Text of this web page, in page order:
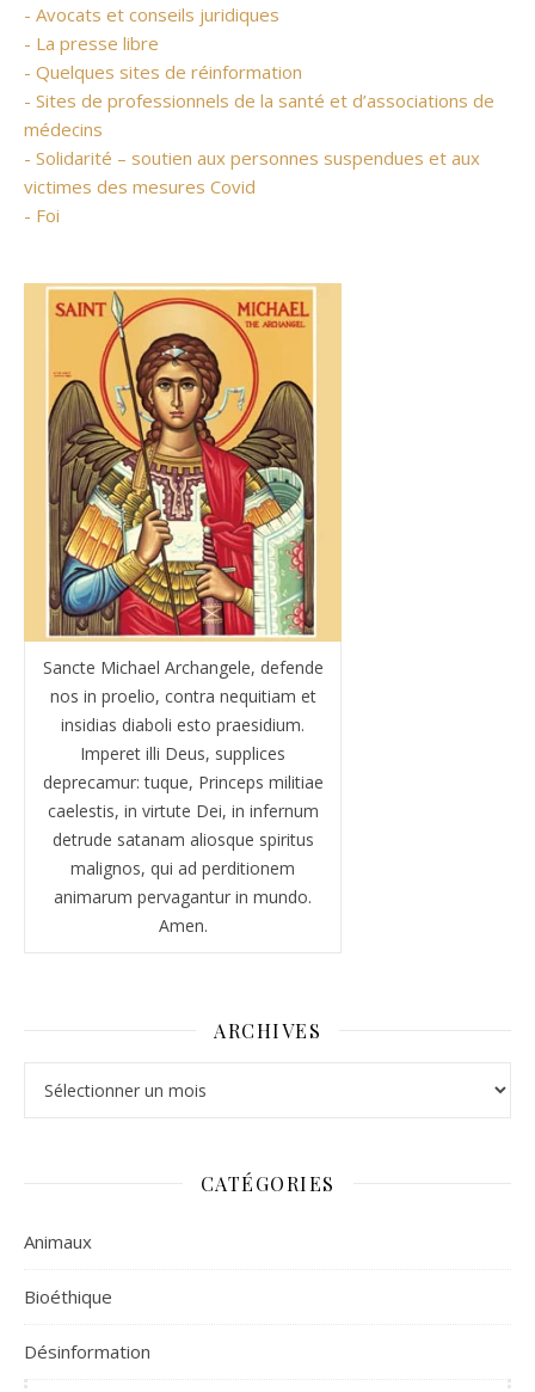
- Avocats et conseils juridiques
- La presse libre
- Quelques sites de réinformation
- Sites de professionnels de la santé et d’associations de
médecins
- Solidarité – soutien aux personnes suspendues et aux
victimes des mesures Covid
- Foi
Sancte Michael Archangele, defende
nos in proelio, contra nequitiam et
insidias diaboli esto praesidium.
Imperet illi Deus, supplices
deprecamur: tuque, Princeps militiae
caelestis, in virtute Dei, in infernum
detrude satanam aliosque spiritus
malignos, qui ad perditionem
animarum pervagantur in mundo.
Amen.
ARCHIVES
CATÉGORIES
Animaux
Bioéthique
Désinformation